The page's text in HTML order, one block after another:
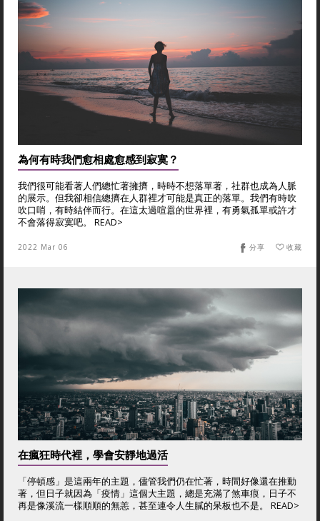
為何有時我們愈相處愈感到寂寞？
我們很可能看著人們總忙著擁擠，時時不想落單著，社群也成為人脈
的展示。但我卻相信總擠在人群裡才可能是真正的落單。我們有時吹
吹口哨，有時結伴而行。在這太過喧囂的世界裡，有勇氣孤單或許才
不會落得寂寞吧。 READ>
2022 Mar 06 收藏
分享
在瘋狂時代裡，學會安靜地過活
「停頓感」是這兩年的主題，儘管我們仍在忙著，時間好像還在推動
著，但日子就因為「疫情」這個大主題，總是充滿了煞車痕，日子不
再是像溪流一樣順順的無恙，甚至連令人生膩的呆板也不是。 READ>